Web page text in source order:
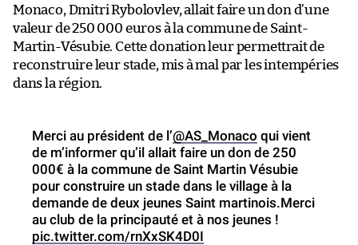
Monaco, Dmitri Rybolovlev, allait faire un don d’une
valeur de 250 000 euros à la commune de Saint-
Martin-Vésubie. Cette donation leur permettrait de
reconstruire leur stade, mis à mal par les intempéries
dans la région.
Merci au président de l’@AS_Monaco qui vient
de m’informer qu’il allait faire un don de 250
000€ à la commune de Saint Martin Vésubie
pour construire un stade dans le village à la
demande de deux jeunes Saint martinois.Merci
au club de la principauté et à nos jeunes !
pic.twitter.com/rnXxSK4D0I